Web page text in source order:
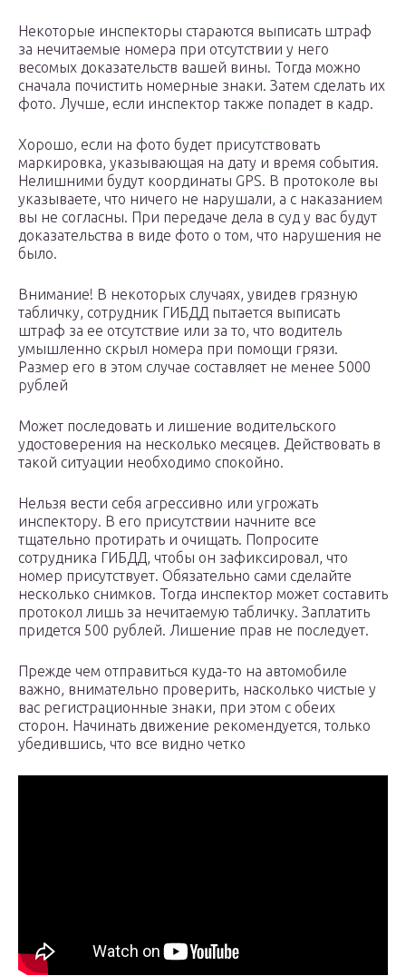
Некоторые инспекторы стараются выписать штраф
за нечитаемые номера при отсутствии у него
весомых доказательств вашей вины. Тогда можно
сначала почистить номерные знаки. Затем сделать их
фото. Лучше, если инспектор также попадет в кадр.
Хорошо, если на фото будет присутствовать
маркировка, указывающая на дату и время события.
Нелишними будут координаты GPS. В протоколе вы
указываете, что ничего не нарушали, а с наказанием
вы не согласны. При передаче дела в суд у вас будут
доказательства в виде фото о том, что нарушения не
было.
Внимание! В некоторых случаях, увидев грязную
табличку, сотрудник ГИБДД пытается выписать
штраф за ее отсутствие или за то, что водитель
умышленно скрыл номера при помощи грязи.
Размер его в этом случае составляет не менее 5000
рублей
Может последовать и лишение водительского
удостоверения на несколько месяцев. Действовать в
такой ситуации необходимо спокойно.
Нельзя вести себя агрессивно или угрожать
инспектору. В его присутствии начните все
тщательно протирать и очищать. Попросите
сотрудника ГИБДД, чтобы он зафиксировал, что
номер присутствует. Обязательно сами сделайте
несколько снимков. Тогда инспектор может составить
протокол лишь за нечитаемую табличку. Заплатить
придется 500 рублей. Лишение прав не последует.
Прежде чем отправиться куда-то на автомобиле
важно, внимательно проверить, насколько чистые у
вас регистрационные знаки, при этом с обеих
сторон. Начинать движение рекомендуется, только
убедившись, что все видно четко